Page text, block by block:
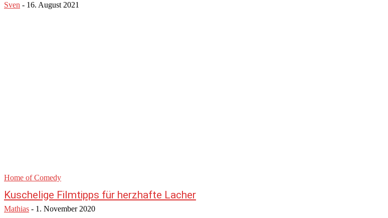
Sven - 16. August 2021
Home of Comedy
Kuschelige Filmtipps für herzhafte Lacher
Mathias - 1. November 2020